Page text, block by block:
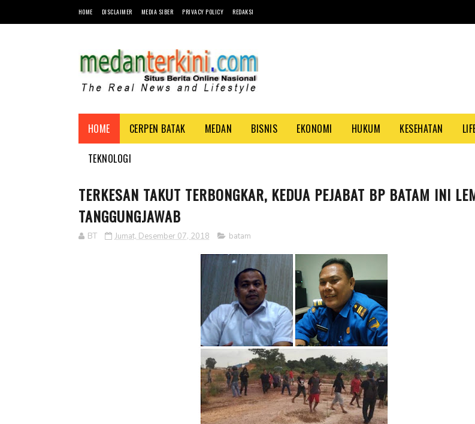
HOME DISCLAIMER MEDIA SIBER PRIVACY POLICY REDAKSI
HOME CERPEN BATAK MEDAN BISNIS EKONOMI HUKUM KESEHATAN
TEKNOLOGI
TERKESAN TAKUT TERBONGKAR, KEDUA PEJABAT BP BATAM INI
TANGGUNGJAWAB
BT Jumat, Desember 07, 2018 batam